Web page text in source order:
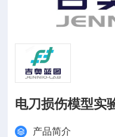
电刀损伤模型实
产品简介